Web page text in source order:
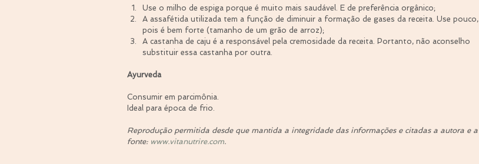
Use o milho de espiga porque é muito mais saudável. E de preferência orgânico;
A assafétida utilizada tem a função de diminuir a formação de gases da receita. Use pouco,
pois é bem forte (tamanho de um grão de arroz);
A castanha de caju é a responsável pela cremosidade da receita. Portanto, não aconselho
substituir essa castanha por outra.
Ayurveda
Consumir em parcimônia.
Ideal para época de frio.
Reprodução permitida desde que mantida a integridade das informações e citadas a autora e a
fonte: www.vitanutrire.com.